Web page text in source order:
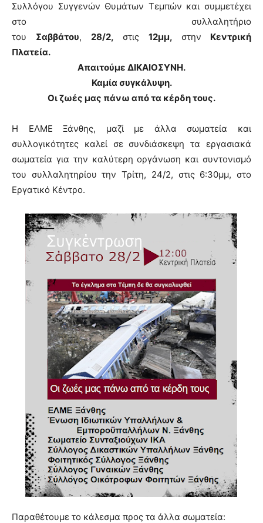
Συλλόγου Συγγενών Θυμάτων Τεμπών και συμμετέχει
στο συλλαλητήριο
του Σαββάτου, 28/2, στις 12μμ, στην Κεντρική
Πλατεία.
Απαιτούμε ΔΙΚΑΙΟΣΥΝΗ.
Καμία συγκάλυψη.
Οι ζωές μας πάνω από τα κέρδη τους.
Η ΕΛΜΕ Ξάνθης, μαζί με άλλα σωματεία και
συλλογικότητες καλεί σε συνδιάσκεψη τα εργασιακά
σωματεία για την καλύτερη οργάνωση και συντονισμό
του συλλαλητηρίου την Τρίτη, 24/2, στις 6:30μμ, στο
Εργατικό Κέντρο.
Παραθέτουμε το κάλεσμα προς τα άλλα σωματεία: